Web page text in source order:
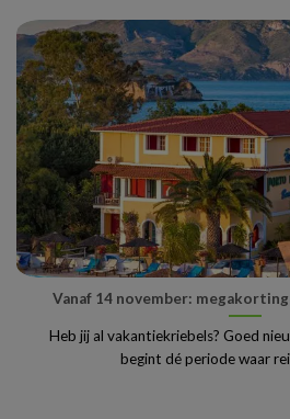
Vanaf 14 november:
Heb jij al vakantiekriebels? Goed
begint dé periode waar